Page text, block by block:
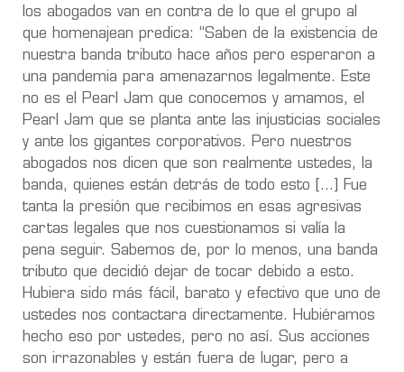
los abogados van en contra de lo que el grupo al
que homenajean predica: “Saben de la existencia de
nuestra banda tributo hace años pero esperaron a
una pandemia para amenazarnos legalmente. Este
no es el Pearl Jam que conocemos y amamos, el
Pearl Jam que se planta ante las injusticias sociales
y ante los gigantes corporativos. Pero nuestros
abogados nos dicen que son realmente ustedes, la
banda, quienes están detrás de todo esto […] Fue
tanta la presión que recibimos en esas agresivas
cartas legales que nos cuestionamos si valía la
pena seguir. Sabemos de, por lo menos, una banda
tributo que decidió dejar de tocar debido a esto.
Hubiera sido más fácil, barato y efectivo que uno de
ustedes nos contactara directamente. Hubiéramos
hecho eso por ustedes, pero no así. Sus acciones
son irrazonables y están fuera de lugar, pero a